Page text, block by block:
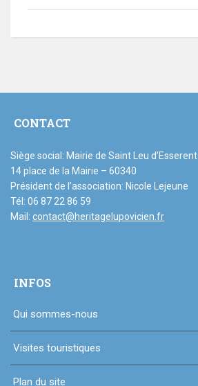
CONTACT
Siège social: Mairie de Saint Leu d’Esserent
14 place de la Mairie – 60340
Président de l’association: Nicole Lejeune
Tél: 06 87 22 86 59
Mail: contact@heritagelupovicien.fr
INFOS
Qui sommes-nous
Visites touristiques
Plan du site